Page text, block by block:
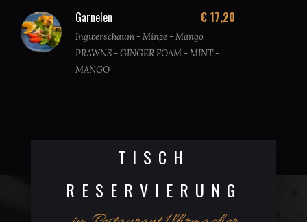
Garnelen € 17,20
Ingwerschaum - Minze - Mango
PRAWNS - GINGER FOAM - MINT -
MANGO
TISCH
RESERVIERUNG